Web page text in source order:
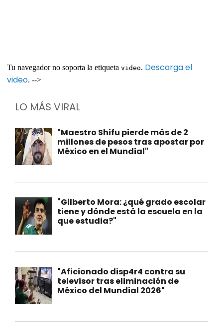
Tu navegador no soporta la etiqueta video. Descarga el
video. -->
LO MÁS VIRAL
"Maestro Shifu pierde más de 2
millones de pesos tras apostar por
México en el Mundial"
"Gilberto Mora: ¿qué grado escolar
tiene y dónde está la escuela en la
que estudia?"
"Aficionado disp4r4 contra su
televisor tras eliminación de
México del Mundial 2026"